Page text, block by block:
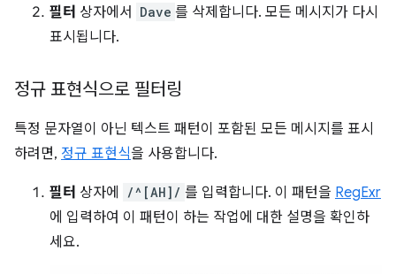
필터 상자에서 Dave 를 삭제합니다. 모든 메시지가 다시
표시됩니다.
정규 표현식으로 필터링
특정 문자열이 아닌 텍스트 패턴이 포함된 모든 메시지를 표시
하려면, 정규 표현식을 사용합니다.
필터 상자에 /^[AH]/ 를 입력합니다. 이 패턴을 RegExr
에 입력하여 이 패턴이 하는 작업에 대한 설명을 확인하
세요.